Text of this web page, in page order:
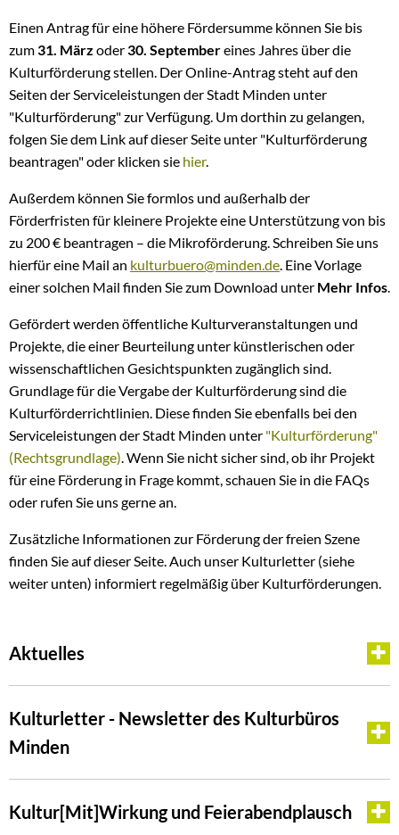
Einen Antrag für eine höhere Fördersumme können Sie bis
zum31. März oder30. Septembereines Jahres über die
Kulturförderung stellen. Der Online-Antrag steht auf den
Seiten der Serviceleistungen der Stadt Minden unter
"Kulturförderung" zur Verfügung. Um dorthin zu gelangen,
folgen Sie dem Link auf dieser Seite unter "Kulturförderung
beantragen" oder klicken sie hier.
Außerdem können Sie formlos und außerhalb der
Förderfristen für kleinere Projekte eine Unterstützung von bis
zu 200 € beantragen – die Mikroförderung. Schreiben Sie uns
hierfür eine Mail an kulturbuero@minden.de. Eine Vorlage
einer solchen Mail finden Sie zum Download unter Mehr Infos.
Gefördert werden öffentliche Kulturveranstaltungen und
Projekte, die einer Beurteilung unter künstlerischen oder
wissenschaftlichen Gesichtspunkten zugänglich sind.
Grundlage für die Vergabe der Kulturförderung sind die
Kulturförderrichtlinien. Diese finden Sie ebenfalls bei den
Serviceleistungen der Stadt Minden unter "Kulturförderung"
(Rechtsgrundlage). Wenn Sie nicht sicher sind, ob ihr Projekt
für eine Förderung in Frage kommt, schauen Sie in die FAQs
oder rufen Sie uns gerne an.
Zusätzliche Informationen zur Förderung der freien Szene
finden Sie auf dieser Seite. Auch unser Kulturletter (siehe
weiter unten) informiert regelmäßig über Kulturförderungen.
Aktuelles
Kulturletter - Newsletter des Kulturbüros
Minden
Kultur[Mit]Wirkung und Feierabendplausch